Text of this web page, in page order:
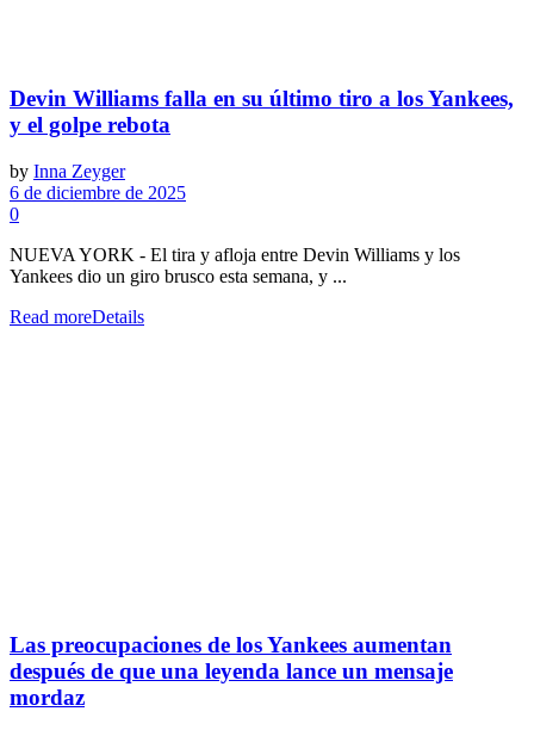
Devin Williams falla en su último tiro a los Yankees,
y el golpe rebota
by Inna Zeyger
6 de diciembre de 2025
0
NUEVA YORK - El tira y afloja entre Devin Williams y los
Yankees dio un giro brusco esta semana, y ...
Read moreDetails
Las preocupaciones de los Yankees aumentan
después de que una leyenda lance un mensaje
mordaz